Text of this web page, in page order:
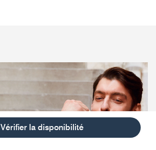
Vérifier la disponibilité